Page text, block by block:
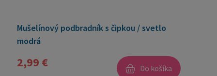
Mušelínový podbradník s čipkou / svetlo
modrá
2,99 € Do košíka